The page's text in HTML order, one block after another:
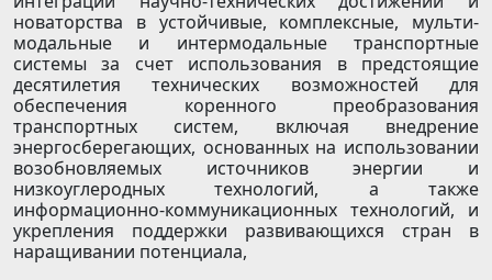
новаторства в устойчивые, комплексные, мульти-
модальные и интермодальные транспортные
системы за счет использования в предстоящие
десятилетия технических возможностей для
обеспечения коренного преобразования
транспортных систем, включая внедрение
энергосберегающих, основанных на использовании
возобновляемых источников энергии и
низкоуглеродных технологий, а также
информационно-коммуникационных технологий, и
укрепления поддержки развивающихся стран в
наращивании потенциала,